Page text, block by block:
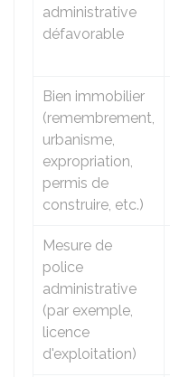
administrative
défavorable
Bien immobilier
(remembrement,
urbanisme,
expropriation,
permis de
construire, etc.)
Mesure de
police
administrative
(par exemple,
licence
d'exploitation)